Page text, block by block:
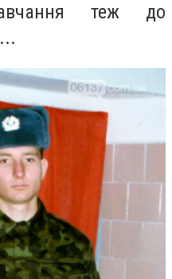
теж до